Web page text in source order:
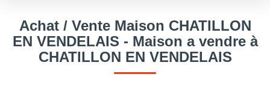
Qui Sommes Nous
Notre Équipe
Surface min Budget max
Plus de critères Créer une alerte
Achat / Vente Maison CHATILLON
EN VENDELAIS - Maison a vendre à
CHATILLON EN VENDELAIS